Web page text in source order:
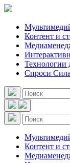
Контент и
Технологии
Спроси
Контент и